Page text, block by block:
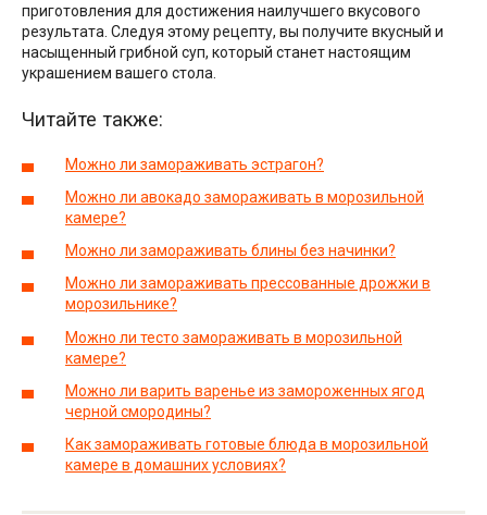
приготовления для достижения наилучшего вкусового
результата. Следуя этому рецепту, вы получите вкусный и
насыщенный грибной суп, который станет настоящим
украшением вашего стола.
Читайте также:
Можно ли замораживать эстрагон?
Можно ли авокадо замораживать в морозильной
камере?
Можно ли замораживать блины без начинки?
Можно ли замораживать прессованные дрожжи в
морозильнике?
Можно ли тесто замораживать в морозильной
камере?
Можно ли варить варенье из замороженных ягод
черной смородины?
Как замораживать готовые блюда в морозильной
камере в домашних условиях?